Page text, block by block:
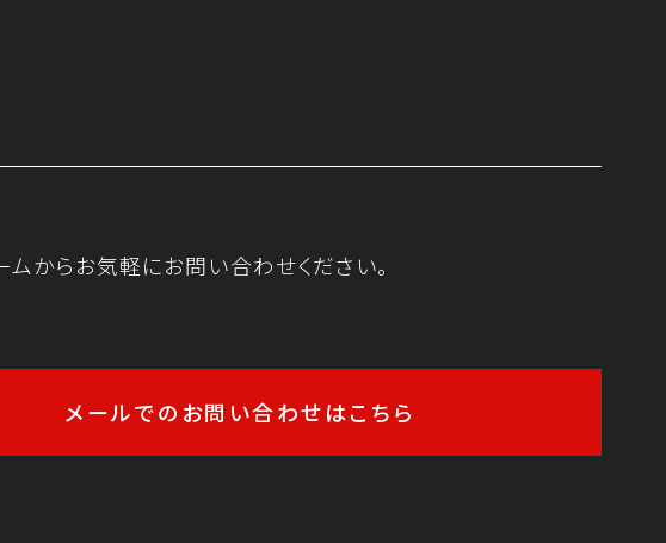
からお気軽にお問い合わせください。
メールでのお問い合わせはこちら